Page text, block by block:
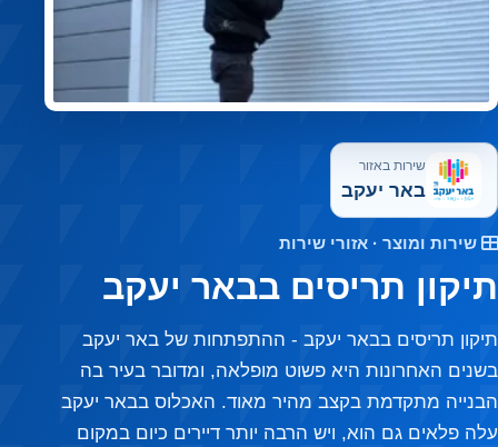
font_download סמן קישורים
לאפס את כל האפשרויות
cached
שירות באזור
באר יעקב
שירות ומוצר · אזורי שירות
תיקון תריסים בבאר יעקב
תיקון תריסים בבאר יעקב - ההתפתחות של באר יעקב
בשנים האחרונות היא פשוט מופלאה, ומדובר בעיר בה
הבנייה מתקדמת בקצב מהיר מאוד. האכלוס בבאר יעקב
עלה פלאים גם הוא, ויש הרבה יותר דיירים כיום במקום